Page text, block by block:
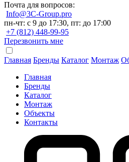
Почта для вопросов:
Info@3C-Group.pro
пн-чт: с 9 до 17:30, пт: до 17:00
+7 (812) 448-99-95
Перезвонить мне
Главная Бренды Каталог Монтаж
Главная
Бренды
Каталог
Монтаж
Объекты
Контакты